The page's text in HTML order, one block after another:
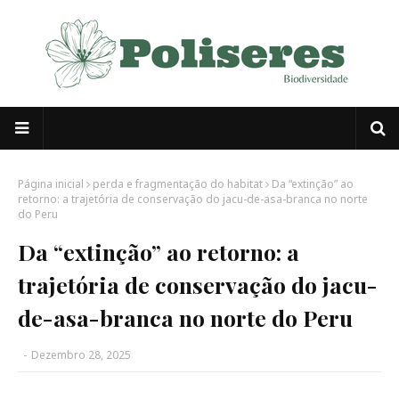
Página inicial perda e fragmentação do habitat
Da “extinção” ao
retorno: a trajetória de conservação do jacu-de-asa-branca no norte
do Peru
Da “extinção” ao retorno: a
trajetória de conservação do jacu-
de-asa-branca no norte do Peru
- Dezembro 28, 2025